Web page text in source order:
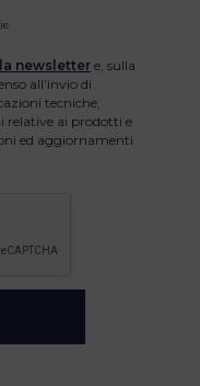
newslettere, sulla
all’invio di
tecniche,
relative ai prodotti e
ed aggiornamenti